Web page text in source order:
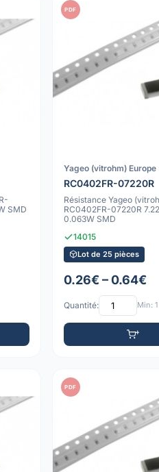
SMD
PDF
Yageo (vitrohm) Europe
RC0402FR-07220R
Résistance Yageo
RC0402FR-07220R
0.063W SMD
14015
Lot de 25 pièces
0.26€ – 0.64€
Quantité: Min: 1
PDF